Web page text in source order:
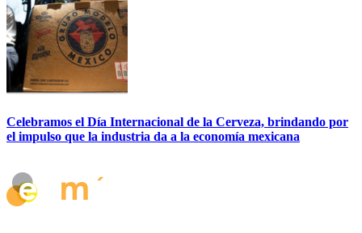
Celebramos el Día Internacional de la Cerveza, brindando por
el impulso que la industria da a la economía mexicana